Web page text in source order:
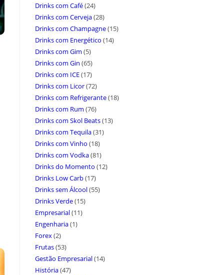
Drinks com Café(24)
Drinks com Cerveja(28)
Drinks com Champagne(15)
Drinks com Energético (14)
Drinks com Gim (5)
Drinks com Gin (65)
Drinks com ICE(17)
Drinks com Licor(72)
Drinks com Refrigerante(18)
Drinks com Rum (76)
Drinks com Skol Beats(13)
Drinks com Tequila(31)
Drinks com Vinho (18)
Drinks com Vodka(81)
Drinks do Momento (12)
Drinks Low Carb(17)
Drinks sem Álcool(55)
Drinks Verde(15)
Empresarial(11)
Engenharia(1)
Forex(2)
Frutas(53)
Gestão Empresarial(14)
História(47)